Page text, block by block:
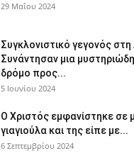
29 Μαΐου 2024
Συγκλονιστικό γεγονός
Συνάντησαν μια
δρόμο προς...
5 Ιουνίου 2024
Ο Χριστός εμφανίστηκε σε
γιαγιούλα και της είπε με...
6 Σεπτεμβρίου 2024